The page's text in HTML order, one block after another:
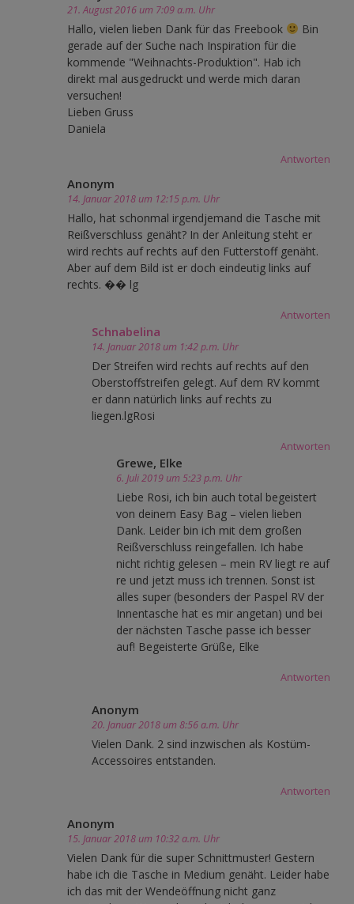
21. August 2016 um 7:09 a.m. Uhr
Hallo, vielen lieben Dank für das Freebook
Bin
gerade auf der Suche nach Inspiration für die
kommende "Weihnachts-Produktion". Hab ich
direkt mal ausgedruckt und werde mich daran
versuchen!
Lieben Gruss
Daniela
Antworten
Anonym
14. Januar 2018 um 12:15 p.m. Uhr
Hallo, hat schonmal irgendjemand die Tasche mit
Reißverschluss genäht? In der Anleitung steht er
wird rechts auf rechts auf den Futterstoff genäht.
Aber auf dem Bild ist er doch eindeutig links auf
rechts. �� lg
Antworten
Schnabelina
14. Januar 2018 um 1:42 p.m. Uhr
Der Streifen wird rechts auf rechts auf den
Oberstoffstreifen gelegt. Auf dem RV kommt
er dann natürlich links auf rechts zu
liegen.lgRosi
Antworten
Grewe, Elke
6. Juli 2019 um 5:23 p.m. Uhr
Liebe Rosi, ich bin auch total begeistert
von deinem Easy Bag – vielen lieben
Dank. Leider bin ich mit dem großen
Reißverschluss reingefallen. Ich habe
nicht richtig gelesen – mein RV liegt re auf
re und jetzt muss ich trennen. Sonst ist
alles super (besonders der Paspel RV der
Innentasche hat es mir angetan) und bei
der nächsten Tasche passe ich besser
auf! Begeisterte Grüße, Elke
Antworten
Anonym
20. Januar 2018 um 8:56 a.m. Uhr
Vielen Dank. 2 sind inzwischen als Kostüm-
Accessoires entstanden.
Antworten
Anonym
15. Januar 2018 um 10:32 a.m. Uhr
Vielen Dank für die super Schnittmuster! Gestern
habe ich die Tasche in Medium genäht. Leider habe
ich das mit der Wendeöffnung nicht ganz